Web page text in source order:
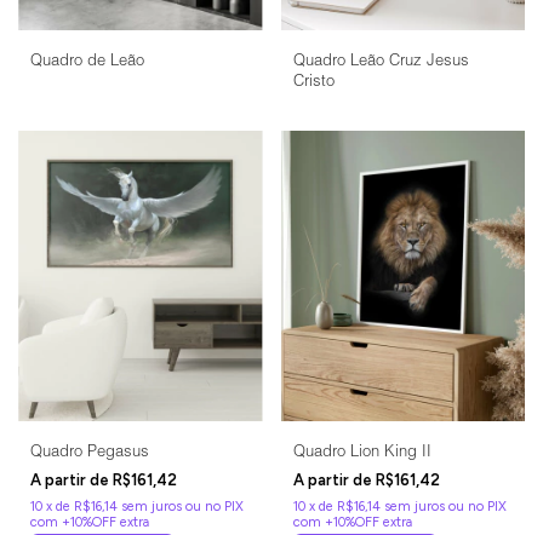
Quadro de Leão
Quadro Leão Cruz Jesus
Cristo
Quadro Pegasus
R$161,42
10 x de R$16,14 sem juros
Quadro Lion King II
R$161,42
10 x de R$16,14 sem juros